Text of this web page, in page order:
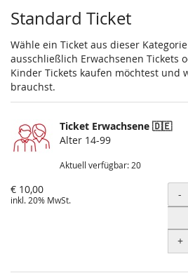
Standard Ticket
Wähle ein Ticket aus dieser
ausschließlich Erwachsenen Tickets
Kinder Tickets kaufen möchtest und
brauchst.
Ticket Erwachsene 🇩🇪
Alter 14-99
Aktuell verfügbar: 20
€ 10,00
inkl. 20% MwSt. -
+